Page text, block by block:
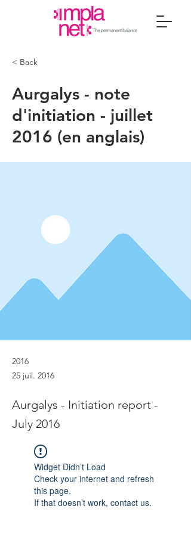
< Back
Aurgalys - note
d'initiation - juillet
2016 (en anglais)
2016
25 juil. 2016
Aurgalys - Initiation report -
July 2016
Widget Didn’t Load
Check your internet and refresh
this page.
If that doesn’t work, contact us.